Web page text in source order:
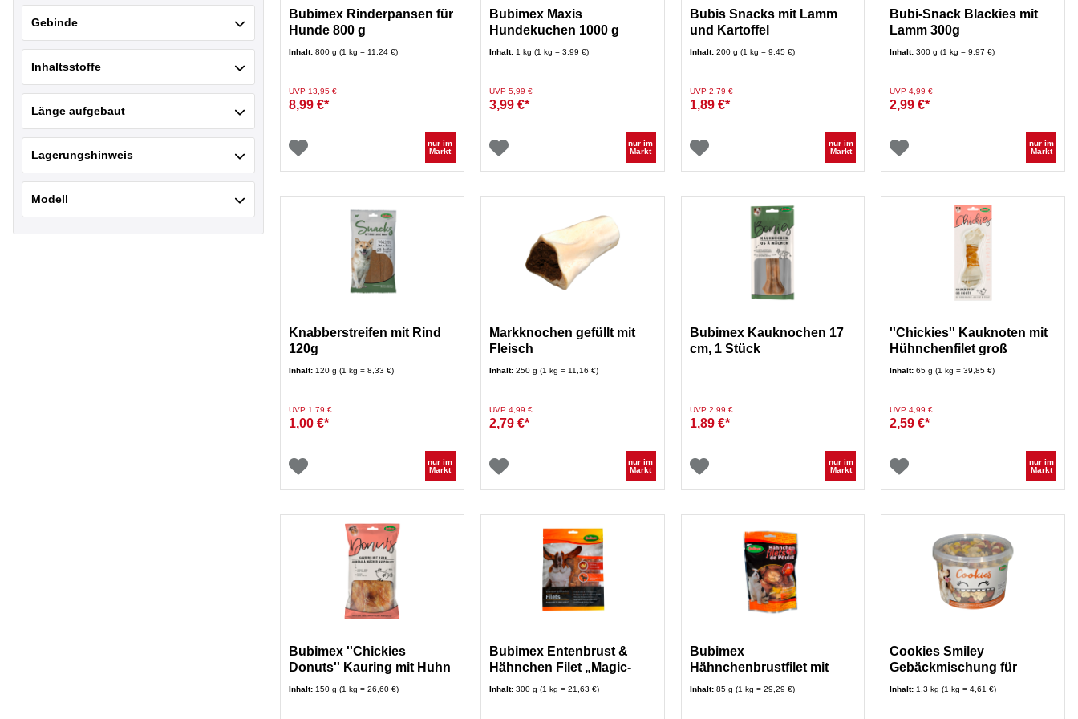
Gebinde
Inhaltsstoffe
Länge aufgebaut
Lagerungshinweis
Modell
Bubimex Rinderpansen für
Hunde 800 g
Inhalt: 800 g (1 kg = 11,24 €)
Preis reduziert von
UVP 13,95 €auf
8,99 €*
nur im
Markt
Bubimex Maxis
Hundekuchen 1000 g
Inhalt: 1 kg (1 kg = 3,99 €)
Preis reduziert von
UVP 5,99 €auf
3,99 €*
nur im
Markt
Bubis Snacks mit Lamm
und Kartoffel
Inhalt: 200 g (1 kg = 9,45 €)
Preis reduziert von
UVP 2,79 €auf
1,89 €*
nur im
Markt
Bubi-Snack Blackies mit
Lamm 300g
Inhalt:300 g (1 kg = 9,97 €)
Preis reduziert von
UVP 4,99 €auf
2,99 €*
nur im
Markt
Knabberstreifen mit Rind
120g
Inhalt: 120 g (1 kg = 8,33 €)
Preis reduziert von
UVP 1,79 €auf
1,00 €*
nur im
Markt
Markknochen gefüllt mit
Fleisch
Inhalt: 250 g (1 kg = 11,16 €)
Preis reduziert von
UVP 4,99 €auf
2,79 €*
nur im
Markt
Bubimex Kauknochen 17
cm, 1 Stück
Preis reduziert von
UVP 2,99 €auf
1,89 €*
nur im
Markt
''Chickies'' Kauknoten mit
Hühnchenfilet groß
Inhalt:65 g (1 kg = 39,85 €)
Preis reduziert von
UVP 4,99 €auf
2,59 €*
nur im
Markt
Bubimex ''Chickies
Donuts'' Kauring mit Huhn
150g
Inhalt: 150 g (1 kg = 26,60 €)
Bubimex Entenbrust &
Hähnchen Filet „Magic-
Mix“ 300 g
Inhalt: 300 g (1 kg = 21,63 €)
Bubimex
Hähnchenbrustfilet mit
Banane 85 g
Inhalt: 85 g (1 kg = 29,29 €)
Cookies Smiley
Gebäckmischung für
Hunde
Inhalt: 1,3 kg (1 kg = 4,61 €)